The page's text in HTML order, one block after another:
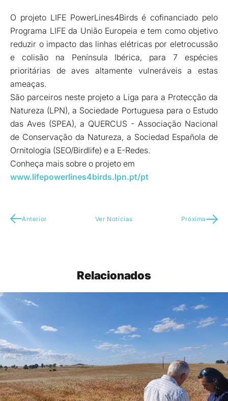
O projeto LIFE PowerLines4Birds é cofinanciado pelo
Programa LIFE da União Europeia e tem como objetivo
reduzir o impacto das linhas elétricas por eletrocussão
e colisão na Península Ibérica, para 7 espécies
prioritárias de aves altamente vulneráveis a estas
ameaças.
São parceiros neste projeto a Liga para a Protecção da
Natureza (LPN), a Sociedade Portuguesa para o Estudo
das Aves (SPEA), a QUERCUS - Associação Nacional
de Conservação da Natureza, a Sociedad Española de
Ornitología (SEO/Birdlife) e a E-Redes.
Conheça mais sobre o projeto em
www.lifepowerlines4birds.lpn.pt/pt
Anterior Ver Notícias Próxima
Relacionados